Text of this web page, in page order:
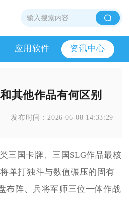
应用软件 资讯中心
其他作品有何区别
发布时间：2026-06-08 14:33:29
三国卡牌、三国SLG作品最核
单打独斗与数值碾压的固有
布阵、兵将军师三位一体作战